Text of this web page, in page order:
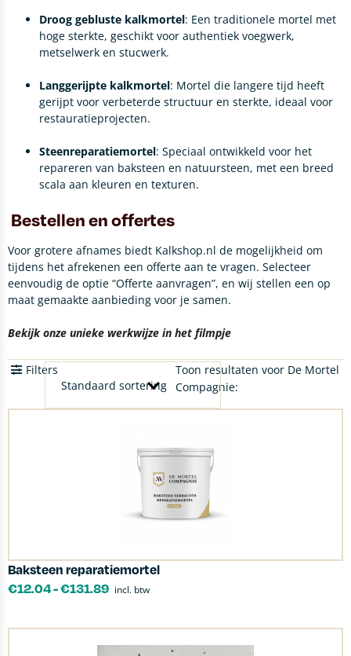
Droog gebluste kalkmortel: Een traditionele mortel met
hoge sterkte, geschikt voor authentiek voegwerk,
metselwerk en stucwerk.
Langgerijpte kalkmortel: Mortel die langere tijd heeft
gerijpt voor verbeterde structuur en sterkte, ideaal voor
restauratieprojecten.
Steenreparatiemortel: Speciaal ontwikkeld voor het
repareren van baksteen en natuursteen, met een breed
scala aan kleuren en texturen.
Bestellen en offertes
Voor grotere afnames biedt Kalkshop.nl de mogelijkheid om
tijdens het afrekenen een offerte aan te vragen. Selecteer
eenvoudig de optie “Offerte aanvragen”, en wij stellen een op
maat gemaakte aanbieding voor je samen.
Bekijk onze unieke werkwijze in het filmpje
Toon resultaten voor De Mortel
Compagnie:
Filters
Baksteen reparatiemortel
€12.04-€131.89 incl. btw